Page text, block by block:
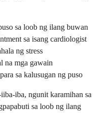
sa loob ng ilang buwan
sa isang cardiologist
ng stress
na mga gawain
sa kalusugan ng puso
iba, ngunit karamihan sa
sa loob ng ilang